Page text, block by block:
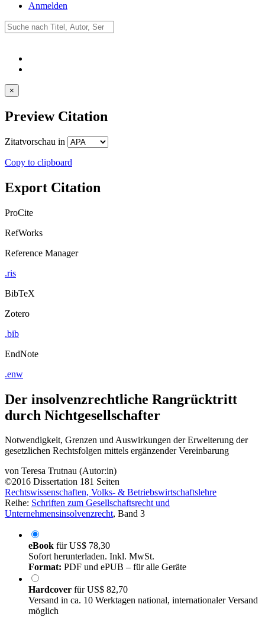
Anmelden
×
Preview Citation
Zitatvorschau in
Copy to clipboard
Export Citation
ProCite
RefWorks
Reference Manager
.ris
BibTeX
Zotero
.bib
EndNote
.enw
Der insolvenzrechtliche Rangrücktritt
durch Nichtgesellschafter
Notwendigkeit, Grenzen und Auswirkungen der Erweiterung der
gesetzlichen Rechtsfolgen mittels ergänzender Vereinbarung
von Teresa Trutnau (Autor:in)
©2016 Dissertation 181 Seiten
Rechtswissenschaften, Volks- & Betriebswirtschaftslehre
Reihe: Schriften zum Gesellschaftsrecht und
Unternehmensinsolvenzrecht, Band 3
eBook fürUS$ 78,30
Sofort herunterladen. Inkl. MwSt.
Format: PDF und ePUB – für alle Geräte
Hardcover fürUS$ 82,70
Versand in ca. 10 Werktagen national, internationaler Versand
möglich